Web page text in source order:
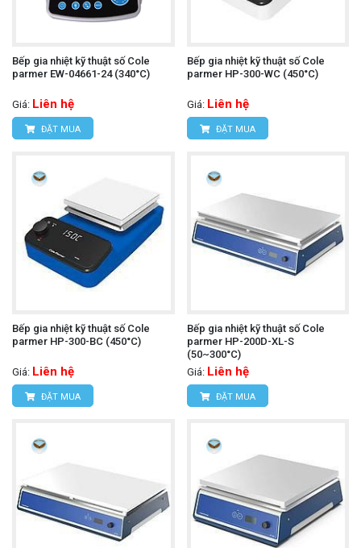
Bếp gia nhiệt kỹ thuật số Cole
parmer EW-04661-24 (340°C)
Giá: Liên hệ
ĐẶT MUA
Bếp gia nhiệt kỹ thuật số Cole
parmer HP-300-WC (450°C)
Giá: Liên hệ
ĐẶT MUA
Bếp gia nhiệt kỹ thuật số Cole
parmer HP-300-BC (450°C)
Giá: Liên hệ
ĐẶT MUA
Bếp gia nhiệt kỹ thuật số Cole
parmer HP-200D-XL-S
(50~300°C)
Giá: Liên hệ
ĐẶT MUA